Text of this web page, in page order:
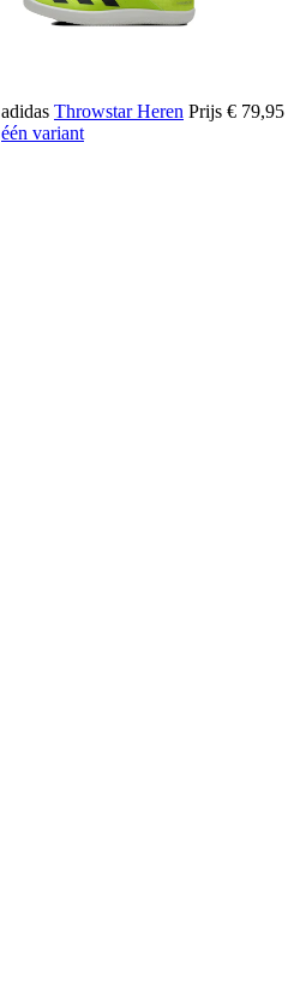
adidas Throwstar Heren Prijs € 79,95
één variant